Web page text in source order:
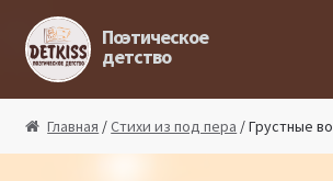
Перейти к навигации
Перейти к содержимому
Поэтическое
детство
Главная /Стихи из под пера / Грустные